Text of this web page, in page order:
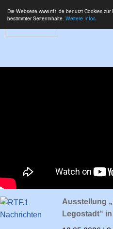
Die Webseite www.rtf1.de benutzt Cookies zur
bestimmter Seiteninhalte. Weitere Infos
Ausstellung
Legostadt“